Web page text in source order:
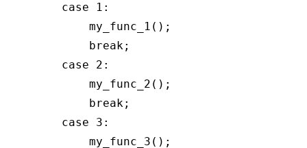
case
1 :
            my_func_1();
break;
case
2 :
            my_func_2();
break;
case
3 :
            my_func_3();